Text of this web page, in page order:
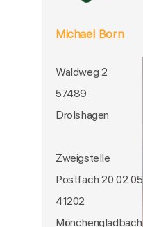
Michael Born
Waldweg 2
57489
Drolshagen
Zweigstelle
Postfach 20 02 05
41202
Mönchengladbach